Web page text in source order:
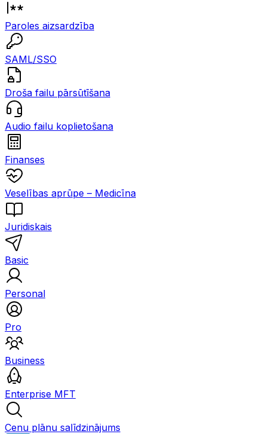
Paroles aizsardzība
SAML/SSO
Droša failu pārsūtīšana
Audio failu koplietošana
Finanses
Veselības aprūpe – Medicīna
Juridiskais
Basic
Personal
Pro
Business
Enterprise MFT
Cenu plānu salīdzinājums